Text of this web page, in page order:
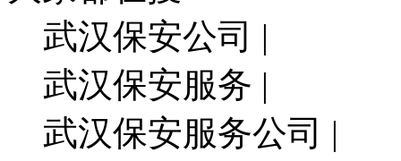
武汉保安公司 |
武汉保安服务 |
武汉保安服务公司 |